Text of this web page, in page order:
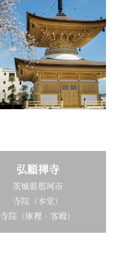
弘願禅寺
茨城県那珂市
寺院（本堂）
寺院（庫裡・客殿）